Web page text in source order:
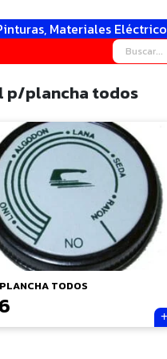
Materiales
p/plancha todos
TODOS